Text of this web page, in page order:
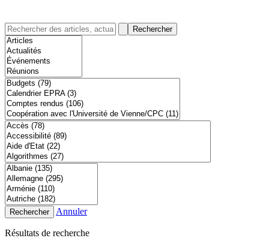
Rechercher
Rechercher Annuler
Résultats de recherche